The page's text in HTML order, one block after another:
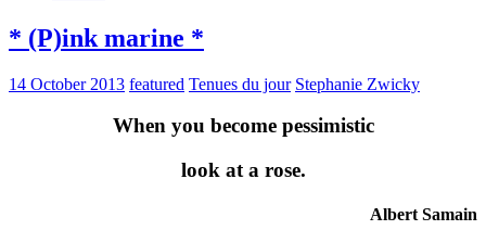
* (P)ink marine *
14 October 2013 featured Tenues du jour Stephanie Zwicky
When you become pessimistic
look at a rose.
Albert Samain